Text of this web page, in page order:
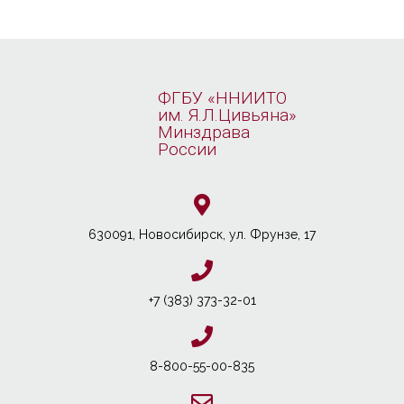
ФГБУ «ННИИТО
им. Я.Л.Цивьяна»
Минздрава
России
630091, Новосибирcк, ул. Фрунзе, 17
+7 (383) 373-32-01
8-800-55-00-835